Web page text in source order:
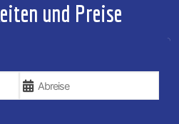
und Preise